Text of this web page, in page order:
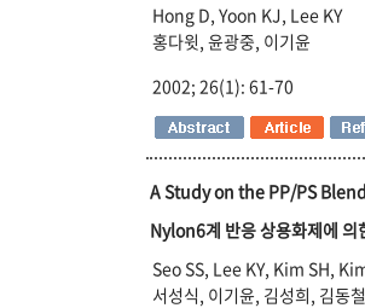
Hong D, Yoon KJ, Lee KY
홍다윗, 윤광중, 이기윤
2002; 26(1): 61-70
A Study on the PP/PS
Nylon6계 반응 상용화제에 의
Seo SS, Lee KY, Kim SH,
서성식, 이기윤, 김성희, 김동